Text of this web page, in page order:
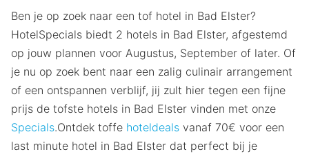
Ben je op zoek naar een tof hotel in Bad Elster?
HotelSpecials biedt 2 hotels in Bad Elster, afgestemd
op jouw plannen voor Augustus, September of later. Of
je nu op zoek bent naar een zalig culinair arrangement
of een ontspannen verblijf, jij zult hier tegen een fijne
prijs de tofste hotels in Bad Elster vinden met onze
Specials.Ontdek toffe hoteldeals vanaf 70€ voor een
last minute hotel in Bad Elster dat perfect bij je